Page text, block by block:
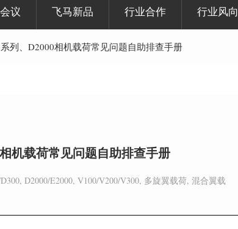
议 飞马新品 行业合作 行业风向
列、D2000相机载荷常见问题自助排查手册
机载荷常见问题自助排查手册
, D2000/E2000, V100/V200/V300, 多旋翼载荷, 混合翼载